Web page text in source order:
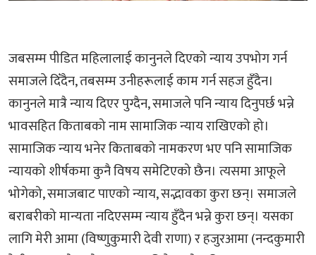
जबसम्म पीडित महिलालाई कानुनले दिएको न्याय उपभोग गर्न
समाजले दिँदैन, तबसम्म उनीहरूलाई काम गर्न सहज हुँदैन।
कानुनले मात्रै न्याय दिएर पुग्दैन, समाजले पनि न्याय दिनुपर्छ भन्ने
भावसहित किताबको नाम सामाजिक न्याय राखिएको हो।
सामाजिक न्याय भनेर किताबको नामकरण भए पनि सामाजिक
न्यायको शीर्षकमा कुनै विषय समेटिएको छैन। त्यसमा आफूले
भोगेको, समाजबाट पाएको न्याय, सद्भावका कुरा छन्। समाजले
बराबरीको मान्यता नदिएसम्म न्याय हुँदैन भन्ने कुरा छन्। यसका
लागि मेरी आमा (विष्णुकुमारी देवी राणा) र हजुरआमा (नन्दकुमारी